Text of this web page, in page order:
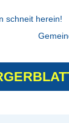
schneit herein!